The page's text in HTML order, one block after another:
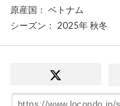
原産国 ： ベトナム
シーズン ： 2025年 秋冬